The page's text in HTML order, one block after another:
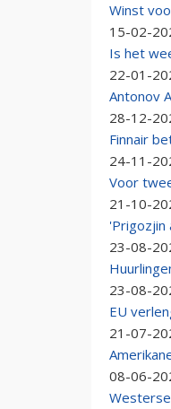
Winst
15-02-
Is het
22-01-
Antonov
28-12-
Finnair
24-11-
Voor
21-10-
'Prigozjin
23-08-
23-08-
EU
21-07-
08-06-